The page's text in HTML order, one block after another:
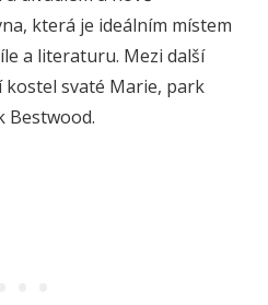
která je ideálním místem
a literaturu. Mezi další
svaté Marie, park
Bestwood.